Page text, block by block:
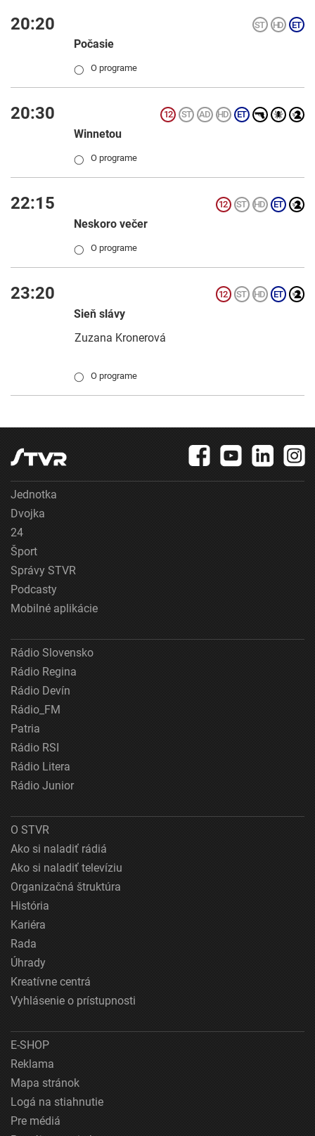
20:20
Počasie
◯ O programe
20:30
Winnetou
◯ O programe
22:15
Neskoro večer
◯ O programe
23:20
Sieň slávy
Zuzana Kronerová
◯ O programe
Jednotka
Dvojka
24
Šport
Správy STVR
Podcasty
Mobilné aplikácie
Rádio Slovensko
Rádio Regina
Rádio Devín
Rádio_FM
Patria
Rádio RSI
Rádio Litera
Rádio Junior
O STVR
Ako si naladiť rádiá
Ako si naladiť televíziu
Organizačná štruktúra
História
Kariéra
Rada
Úhrady
Kreatívne centrá
Vyhlásenie o prístupnosti
E-SHOP
Reklama
Mapa stránok
Logá na stiahnutie
Pre médiá